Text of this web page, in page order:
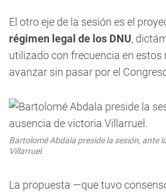
El otro eje de la sesión es el
régimen legal de los DNU,
utilizado con frecuencia en estos
avanzar sin pasar por el
Bartolomé Abdala preside la sesión, ante
Villarruel.
La propuesta —que tuvo